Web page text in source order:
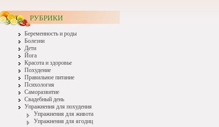
РУБРИКИ
Беременность и роды
Болезни
Дети
Йога
Красота и здоровье
Похудение
Правильное питание
Психология
Саморазвитие
Свадебный день
Упражнения для похудения
Упражнения для живота
Упражнения для ягодиц